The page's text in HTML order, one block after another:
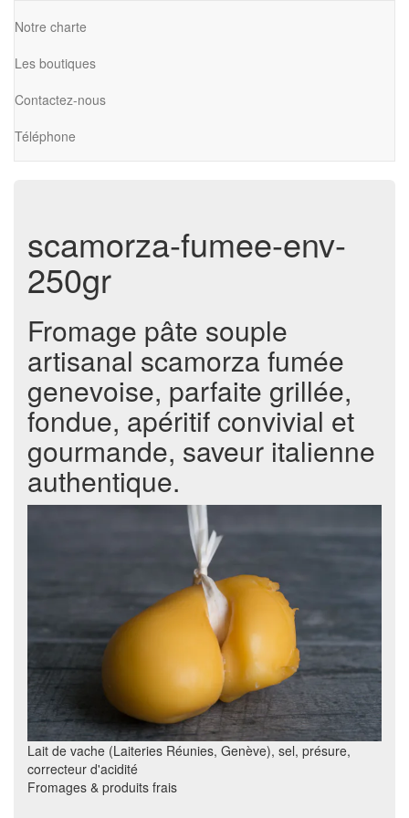
Notre charte
Les boutiques
Contactez-nous
Téléphone
scamorza-fumee-env-
250gr
Fromage pâte souple
artisanal scamorza fumée
genevoise, parfaite grillée,
fondue, apéritif convivial et
gourmande, saveur italienne
authentique.
Lait de vache (Laiteries Réunies, Genève), sel, présure,
correcteur d'acidité
Fromages & produits frais